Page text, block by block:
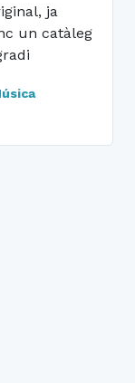
ja
un catàleg